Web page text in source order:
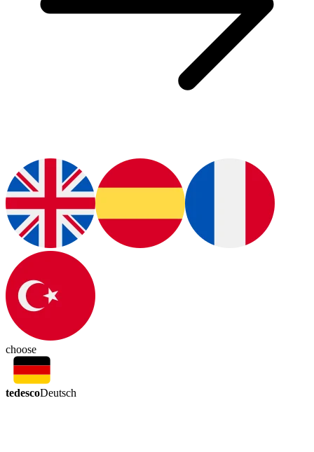
choose
tedescoDeutsch